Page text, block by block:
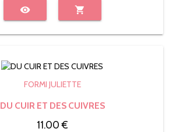
visibility shopping_cart
FORMI JULIETTE
DU CUIR ET DES CUIVRES
11.00 €